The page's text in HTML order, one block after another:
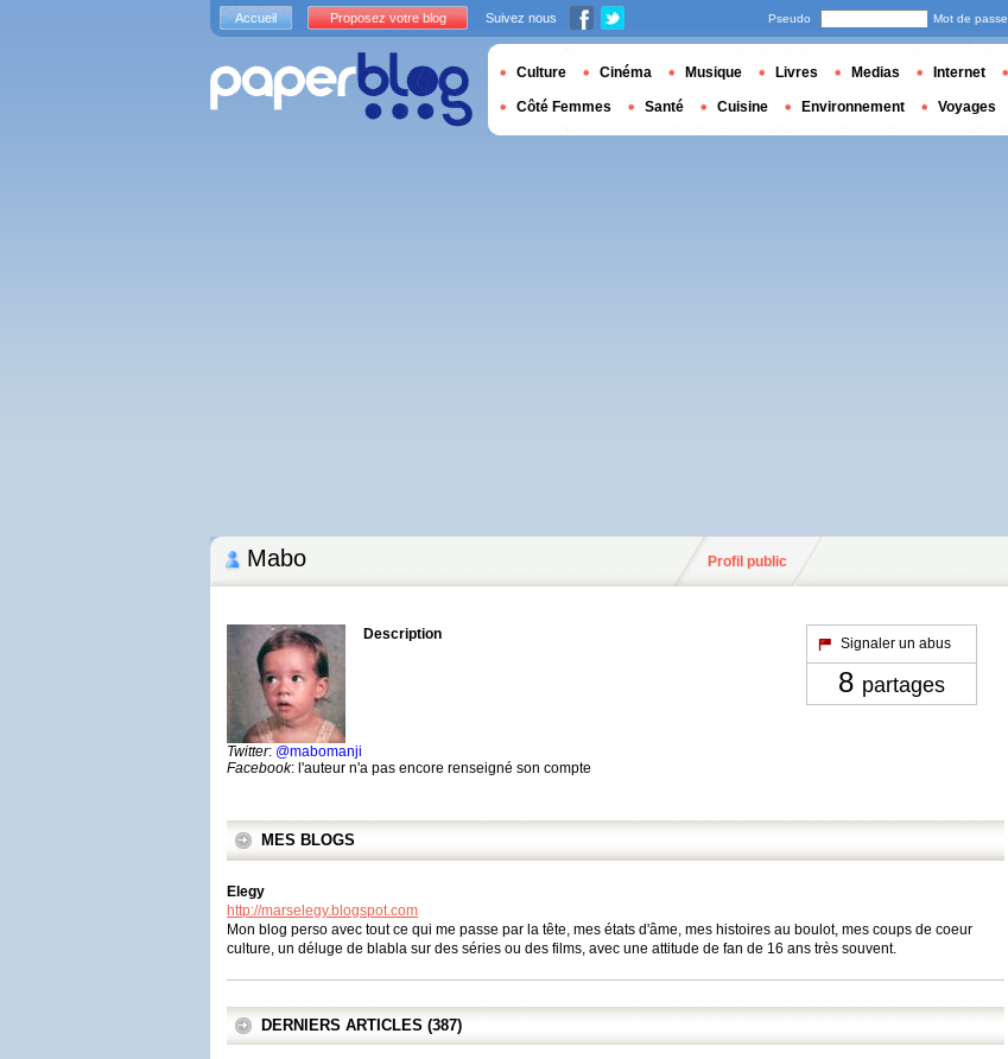
Mabo Profil public
Description
Twitter: @mabomanji
Facebook: l'auteur n'a pas encore renseigné son compte
Signaler un abus
8 partages
MES BLOGS
Elegy
http://marselegy.blogspot.com
Mon blog perso avec tout ce qui me passe par la tête, mes états d'âme, mes histoires au boulot, mes coups de coeur
culture, un déluge de blabla sur des séries ou des films, avec une attitude de fan de 16 ans très souvent.
DERNIERS ARTICLES (387)
Accueil Proposez votre blog Suivez nous Pseudo Mot de passe
Culture Cinéma Musique Livres Medias Internet
Côté Femmes Santé Cuisine Environnement Voyages